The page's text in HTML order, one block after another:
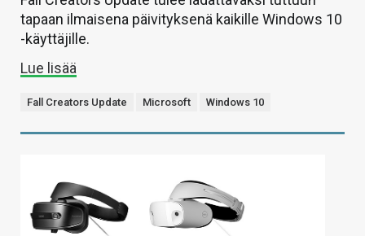
tapaan ilmaisena päivityksenä kaikille Windows 10
-käyttäjille.
Lue lisää
Fall Creators Update Microsoft Windows 10